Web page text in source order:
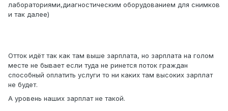
лабораториями,диагностическим оборудованием для снимков
и так далее)
Отток идёт так как там выше зарплата, но зарплата на голом
месте не бывает если туда не ринется поток граждан
способный оплатить услуги то ни каких там высоких зарплат
не будет.
А уровень наших зарплат не такой.